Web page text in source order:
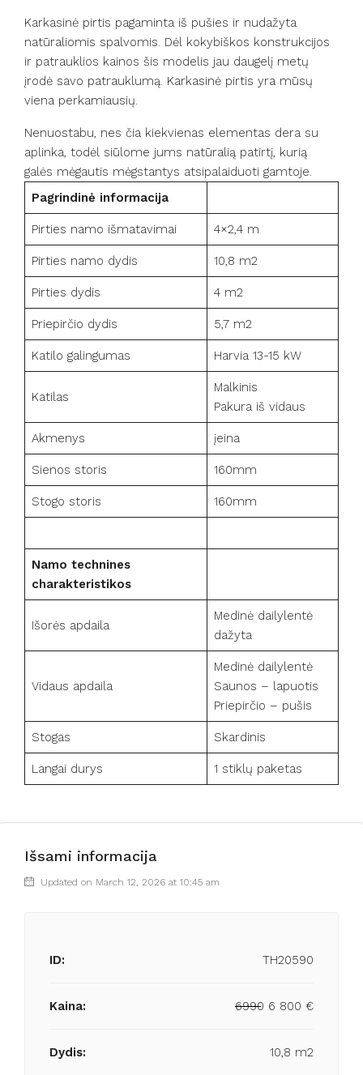
Karkasinė pirtis pagaminta iš pušies ir nudažyta
natūraliomis spalvomis. Dėl kokybiškos konstrukcijos
ir patrauklios kainos šis modelis jau daugelį metų
įrodė savo patrauklumą. Karkasinė pirtis yra mūsų
viena perkamiausių.
Nenuostabu, nes čia kiekvienas elementas dera su
aplinka, todėl siūlome jums natūralią patirtį, kurią
galės mėgautis mėgstantys atsipalaiduoti gamtoje.
Pagrindinė informacija
Pirties namo išmatavimai 4×2,4 m
Pirties namo dydis 10,8 m2
Pirties dydis 4 m2
Priepirčio dydis 5,7 m2
Katilo galingumas Harvia 13-15 kW
Katilas
Malkinis
Pakura iš vidaus
Akmenys įeina
Sienos storis 160mm
Stogo storis 160mm
Namo technines
charakteristikos
Išorės apdaila
Medinė dailylentė
dažyta
Vidaus apdaila
Medinė dailylentė
Saunos – lapuotis
Priepirčio – pušis
Stogas Skardinis
Langai durys 1 stiklų paketas
Išsami informacija
Updated on March 12, 2026 at 10:45 am
ID: TH20590
Kaina: 6990 6 800 €
Dydis: 10,8 m2